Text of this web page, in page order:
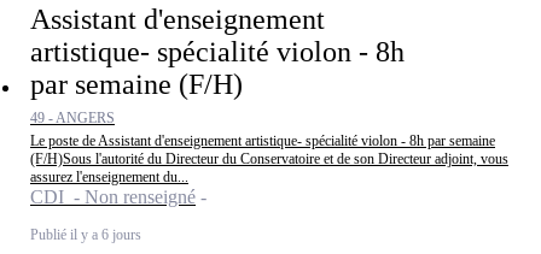
Assistant d'enseignement
artistique- spécialité violon - 8h
par semaine (F/H)
49 - ANGERS
Le poste de Assistant d'enseignement artistique- spécialité violon - 8h par semaine
(F/H)Sous l'autorité du Directeur du Conservatoire et de son Directeur adjoint, vous
assurez l'enseignement du...
CDI - Non renseigné
Publié il y a 6 jours